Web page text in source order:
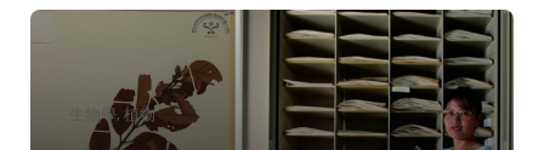
類：
生物學 植物